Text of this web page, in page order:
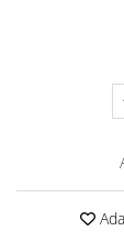
cauciucuri-
Camere
Cauciuc
Accesorii